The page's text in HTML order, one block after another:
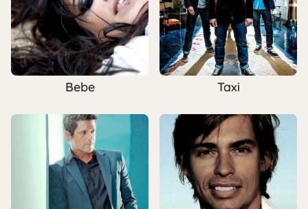
Bebe Taxi